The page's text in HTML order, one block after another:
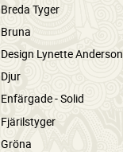
Breda Tyger
Bruna
Design Lynette Anderson
Djur
Enfärgade - Solid
Fjärilstyger
Gröna